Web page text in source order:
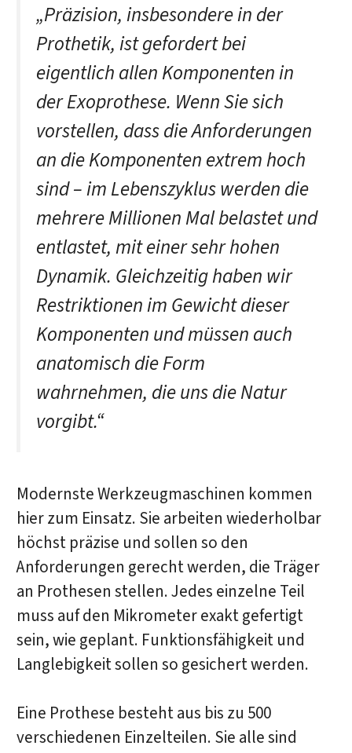
„Präzision, insbesondere in der
Prothetik, ist gefordert bei
eigentlich allen Komponenten in
der Exoprothese. Wenn Sie sich
vorstellen, dass die Anforderungen
an die Komponenten extrem hoch
sind – im Lebenszyklus werden die
mehrere Millionen Mal belastet und
entlastet, mit einer sehr hohen
Dynamik. Gleichzeitig haben wir
Restriktionen im Gewicht dieser
Komponenten und müssen auch
anatomisch die Form
wahrnehmen, die uns die Natur
vorgibt.“
Modernste Werkzeugmaschinen kommen
hier zum Einsatz. Sie arbeiten wiederholbar
höchst präzise und sollen so den
Anforderungen gerecht werden, die Träger
an Prothesen stellen. Jedes einzelne Teil
muss auf den Mikrometer exakt gefertigt
sein, wie geplant. Funktionsfähigkeit und
Langlebigkeit sollen so gesichert werden.
Eine Prothese besteht aus bis zu 500
verschiedenen Einzelteilen. Sie alle sind